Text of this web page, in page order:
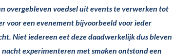
overgebleven voedsel uit events te verwerken tot
voor een evenement bijvoorbeeld voor ieder
Niet iedereen eet deze daadwerkelijk dus bleven
nacht experimenteren met smaken ontstond een